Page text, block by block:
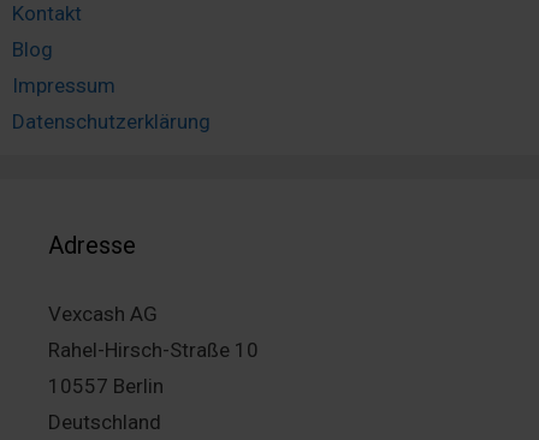
Kontakt
Blog
Impressum
Datenschutzerklärung
Adresse
Vexcash AG
Rahel-Hirsch-Straße 10
10557 Berlin
Deutschland